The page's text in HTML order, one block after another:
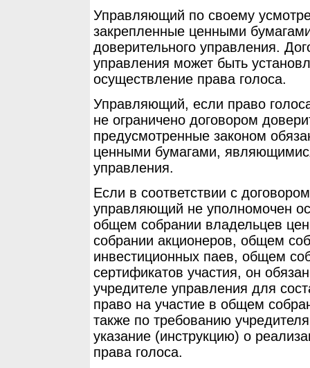
Управляющий по своему
закрепленные ценными
доверительного управления.
управления может быть
осуществление права голоса.
Управляющий, если право
не ограничено договором
предусмотренные законом
ценными бумагами,
управления.
Если в соответствии с
управляющий не уполномочен
общем собрании владельцев
собрании акционеров, общем
инвестиционных паев, общем
сертификатов участия, он
учредителе управления для
право на участие в общем
также по требованию
указание (инструкцию) о
права голоса.